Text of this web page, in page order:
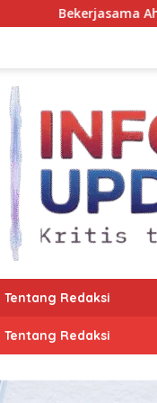
Gizi, Tim Nakes
Tentang Redaksi
Tentang Redaksi